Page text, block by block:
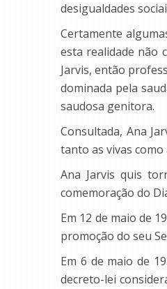
desigualdades
Certamente
esta realidade não
Jarvis, então
dominada pela
saudosa genitora.
Consultada, Ana
tanto as vivas
Ana Jarvis quis
comemoração do
Em 12 de maio de
promoção do seu
Em 6 de maio de
decreto-lei